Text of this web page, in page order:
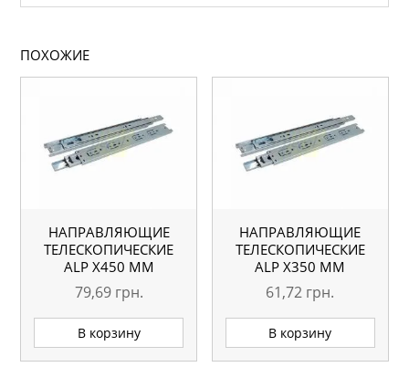
ПОХОЖИЕ
НАПРАВЛЯЮЩИЕ
ТЕЛЕСКОПИЧЕСКИЕ
АLP Х450 ММ
79,69 грн.
В корзину
НАПРАВЛЯЮЩИЕ
ТЕЛЕСКОПИЧЕСКИЕ
АLP Х350 ММ
61,72 грн.
В корзину